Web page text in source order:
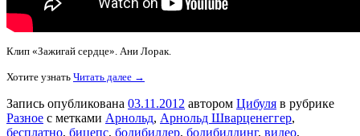
Клип «Зажигай сердце». Ани Лорак.
Хотите узнать Читать далее →
Запись опубликована 03.11.2012 автором Цибуля в рубрике
Разное с метками Арнольд, Арнольд Шварценеггер,
бесплатно, бицепс, бодибилдер, бодибилдинг, видео,